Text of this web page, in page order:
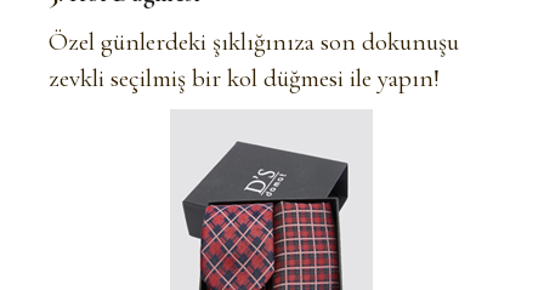
Özel günlerdeki şıklığınıza son dokunuşu
zevkli seçilmiş bir kol düğmesi ile yapın!